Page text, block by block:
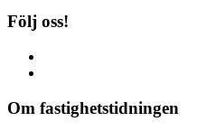
Följ oss!
Om fastighetstidningen